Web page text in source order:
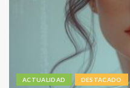
ACTUALIDAD DESTACADO